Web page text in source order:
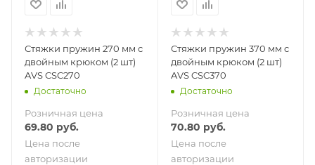
Стяжки пружин 270 мм с
двойным крюком (2 шт)
AVS CSC270
Достаточно
Розничная цена
69.80 руб.
Цена после
авторизации
Стяжки пружин 370 мм с
двойным крюком (2 шт)
AVS CSC370
Достаточно
Розничная цена
70.80 руб.
Цена после
авторизации